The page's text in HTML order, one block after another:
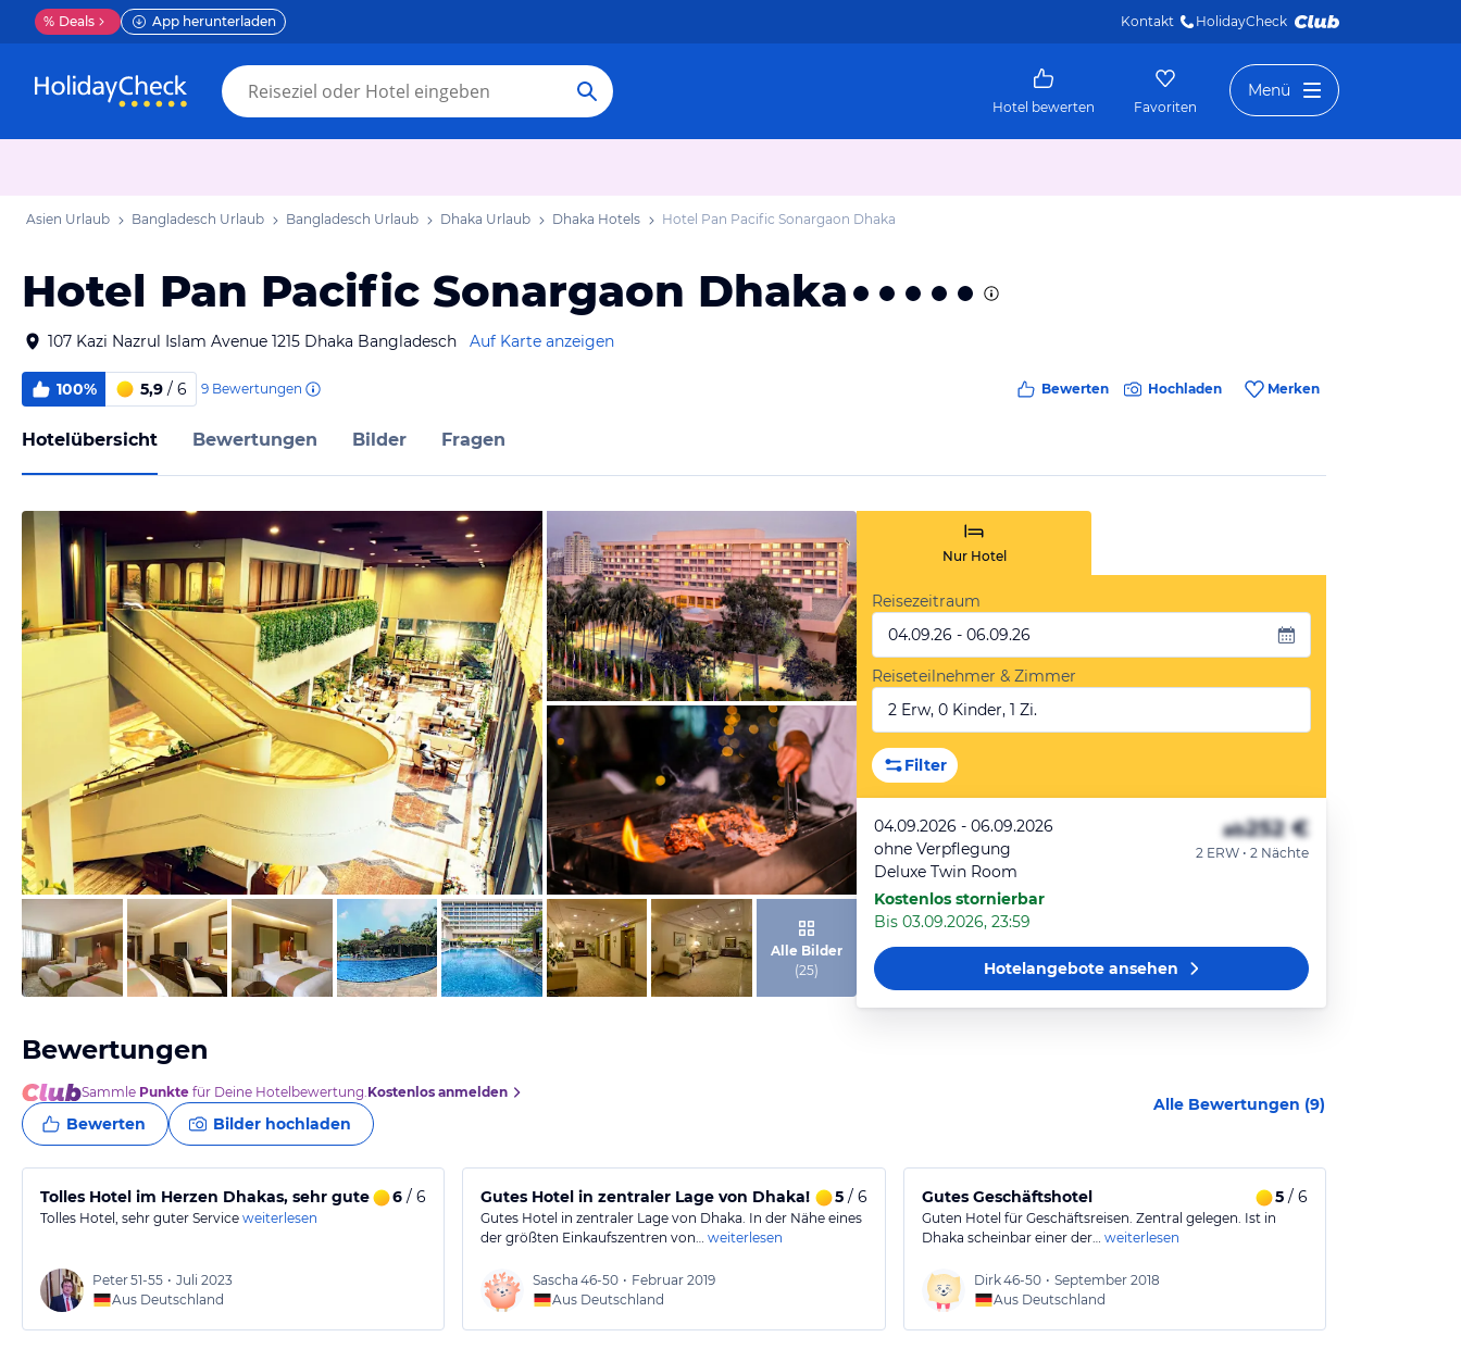
% Deals App herunterladen Kontakt HolidayCheck
Hotel bewerten Favoriten
Menü
Asien Urlaub Bangladesch Urlaub Bangladesch Urlaub Dhaka Urlaub Dhaka Hotels Hotel Pan Pacific Sonargaon Dhaka
Hotel Pan Pacific Sonargaon Dhaka
107 Kazi Nazrul Islam Avenue 1215 Dhaka Bangladesch Auf Karte anzeigen
100% 5,9 / 6 9 Bewertungen Bewerten Hochladen Merken
Hotelübersicht Bewertungen Bilder Fragen
von Expedia
von Expedia
von Expedia
Alle Bilder
(25)
Nur Hotel
Reisezeitraum
04.09.26 - 06.09.26
Reiseteilnehmer & Zimmer
2 Erw, 0 Kinder, 1 Zi.
Filter
04.09.2026 - 06.09.2026
ohne Verpflegung
Deluxe Twin Room
Kostenlos stornierbar
Bis 03.09.2026, 23:59
ab252 €
2 ERW • 2 Nächte
Hotelangeboteansehen
Bewertungen
Sammle Punkte für Deine Hotelbewertung.Kostenlos anmelden
Bewerten Bilder hochladen
Alle Bewertungen (9)
Tolles Hotel im Herzen Dhakas, sehr guter Service
6 / 6
Tolles Hotel, sehr guter Service weiterlesen
Peter51-55 • Juli 2023
Aus Deutschland
Gutes Hotel in zentraler Lage von Dhaka! 5/ 6
Gutes Hotel in zentraler Lage von Dhaka. In der Nähe eines
der größten Einkaufszentren von… weiterlesen
Sascha 46-50 • Februar 2019
Aus Deutschland
Gutes Geschäftshotel 5/ 6
Guten Hotel für Geschäftsreisen. Zentral gelegen. Ist in
Dhaka scheinbar einer der… weiterlesen
Dirk46-50 • September 2018
Aus Deutschland